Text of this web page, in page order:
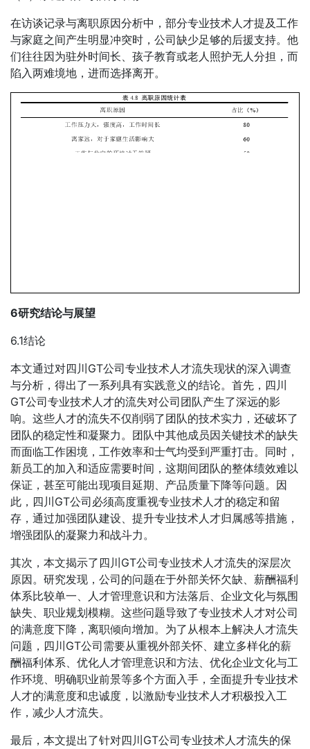
在访谈记录与离职原因分析中，部分专业技术人才提及工作
与家庭之间产生明显冲突时，公司缺少足够的后援支持。他
们往往因为驻外时间长、孩子教育或老人照护无人分担，而
陷入两难境地，进而选择离开。
6研究结论与展望
6.1结论
本文通过对四川GT公司专业技术人才流失现状的深入调查
与分析，得出了一系列具有实践意义的结论。首先，四川
GT公司专业技术人才的流失对公司团队产生了深远的影
响。这些人才的流失不仅削弱了团队的技术实力，还破坏了
团队的稳定性和凝聚力。团队中其他成员因关键技术的缺失
而面临工作困境，工作效率和士气均受到严重打击。同时，
新员工的加入和适应需要时间，这期间团队的整体绩效难以
保证，甚至可能出现项目延期、产品质量下降等问题。因
此，四川GT公司必须高度重视专业技术人才的稳定和留
存，通过加强团队建设、提升专业技术人才归属感等措施，
增强团队的凝聚力和战斗力。
其次，本文揭示了四川GT公司专业技术人才流失的深层次
原因。研究发现，公司的问题在于外部关怀欠缺、薪酬福利
体系比较单一、人才管理意识和方法落后、企业文化与氛围
缺失、职业规划模糊。这些问题导致了专业技术人才对公司
的满意度下降，离职倾向增加。为了从根本上解决人才流失
问题，四川GT公司需要从重视外部关怀、建立多样化的薪
酬福利体系、优化人才管理意识和方法、优化企业文化与工
作环境、明确职业前景等多个方面入手，全面提升专业技术
人才的满意度和忠诚度，以激励专业技术人才积极投入工
作，减少人才流失。
最后，本文提出了针对四川GT公司专业技术人才流失的保